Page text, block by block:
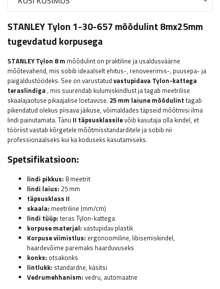
STANLEY Tylon 1-30-657 mõõdulint 8mx25mm
tugevdatud korpusega
STANLEY Tylon 8 m mõõdulint on praktiline ja usaldusväärne
mõõtevahend, mis sobib ideaalselt ehitus-, renoveerimis-, puusepa- ja
paigaldustöödeks. See on varustatud vastupidava Tylon-kattega
teraslindiga, mis suurendab kulumiskindlust ja tagab meetrilise
skaalajaotuse pikaajalise loetavuse. 25 mm laiune mõõdulint tagab
pikendatud olekus piisava jäikuse, võimaldades täpseid mõõtmisi ilma
lindi painutamata. Tänu II täpsusklassilevõib kasutaja olla kindel, et
tööriist vastab kõrgetele mõõtmisstandarditele ja sobib nii
professionaalseks kui ka koduseks kasutamiseks.
Spetsifikatsioon:
lindi pikkus: 8 meetrit
lindi laius: 25 mm
täpsusklass II
skaala: meetriline (mm/cm)
lindi tüüp: teras Tylon-kattega
korpuse materjal: vastupidav plastik
Korpuse viimistlus: ergonoomiline, libisemiskindel,
haardevõime paremaks haarduvuseks
konks: otsakonks
lintlukk: standardne, käsitsi
Vedrumehhanism: vedru, automaatne